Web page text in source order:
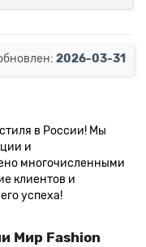
2026-03-31
в России! Мы
и
многочисленными
клиентов и
успеха!
Мир Fashion